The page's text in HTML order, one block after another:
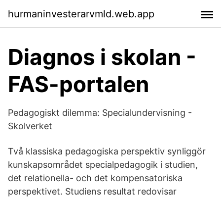
hurmaninvesterarvmld.web.app
Diagnos i skolan -
FAS-portalen
Pedagogiskt dilemma: Specialundervisning -
Skolverket
Två klassiska pedagogiska perspektiv synliggör
kunskapsområdet specialpedagogik i studien,
det relationella- och det kompensatoriska
perspektivet. Studiens resultat redovisar